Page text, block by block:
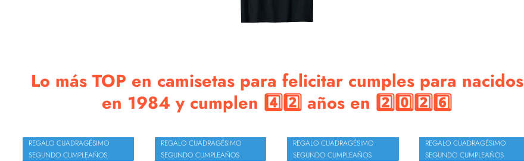
Lo más TOP en camisetas para felicitar cumples para nacidos
en 1984 y cumplen 4️⃣2️⃣ años en 2️⃣0️⃣2️⃣6️⃣
REGALO CUADRAGÉSIMO
SEGUNDO CUMPLEAÑOS
REGALO CUADRAGÉSIMO
SEGUNDO CUMPLEAÑOS
REGALO CUADRAGÉSIMO
SEGUNDO CUMPLEAÑOS
REGALO CUADRAGÉSIMO
SEGUNDO CUMPLEAÑOS